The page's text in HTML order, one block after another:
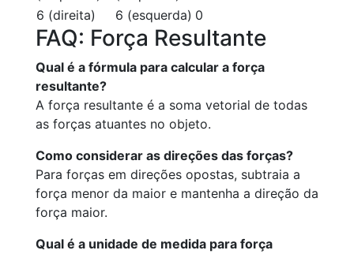
6 (direita)
6 (esquerda) 0
FAQ: Força Resultante
Qual é a fórmula para calcular a força
resultante?
A força resultante é a soma vetorial de todas
as forças atuantes no objeto.
Como considerar as direções das forças?
Para forças em direções opostas, subtraia a
força menor da maior e mantenha a direção da
força maior.
Qual é a unidade de medida para força